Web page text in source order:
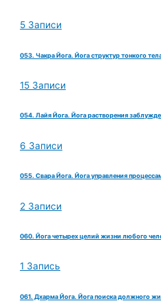
5 Записи
053. Чакра Йога. Йога структур тонкого
15 Записи
054. Лайя Йога. Йога растворения
6 Записи
055. Свара Йога. Йога управления
2 Записи
060. Йога четырех целий жизни любого
1 Запись
061. Дхарма Йога. Йога поиска должного